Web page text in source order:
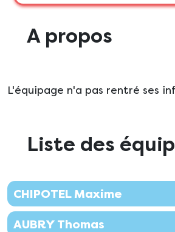
A propos
L'équipage n'a pas rentré ses
Liste des
CHIPOTEL Maxime
AUBRY Thomas